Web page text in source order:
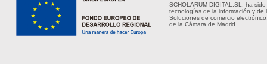
SCHOLARUM DIGITAL,SL, ha
tecnologías de la información y de
Soluciones de comercio
de la Cámara de Madrid.